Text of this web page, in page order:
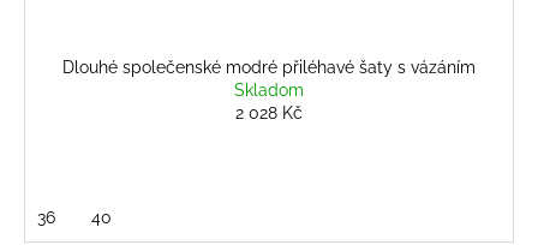
Dlouhé společenské modré přiléhavé šaty s vázáním
Skladom
2 028 Kč
36 40